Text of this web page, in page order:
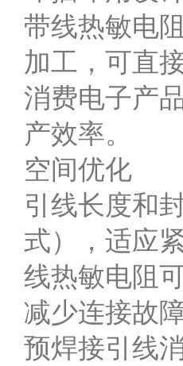
带线热敏电
加工，可直
消费电子产
产效率。
空间优化
引线长度和
式），适应
线热敏电阻
减少连接故
预焊接引线